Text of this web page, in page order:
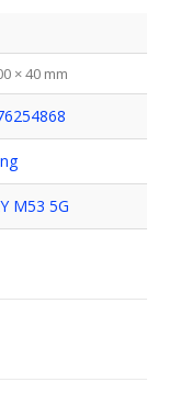
× 40 mm
M53 5G